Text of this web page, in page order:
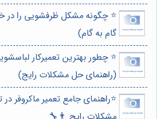
⭐️ چگونه مشکل ظرفشویی را در
گام به گام)
⭐️ چطور بهترین تعمیرکار
(راهنمای حل مشکلات رایج)
⭐️راهنمای جامع تعمیر ماکروفر